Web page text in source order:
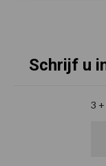
Schrijf u
3 +